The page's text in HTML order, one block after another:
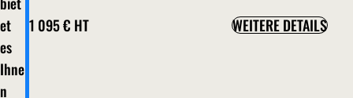
et
es
Ihne
n
1 095 € HT WEITERE DETAILS